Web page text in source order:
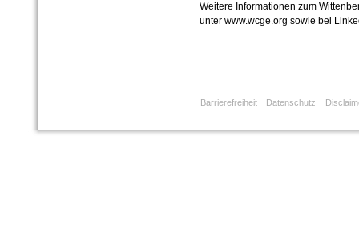
Weitere Informationen zum
unter www.wcge.org sowie bei
Barrierefreiheit Datenschutz